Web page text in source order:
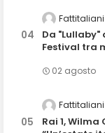
Fattitaliani
Da "Lullaby"
Festival tra
02 agosto
Fattitaliani
Rai 1,